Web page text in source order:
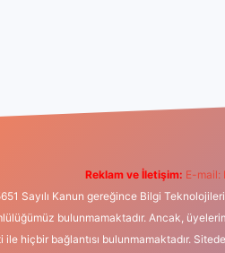
Reklam ve İletişim: E-mail:
Sayılı Kanun gereğince Bilgi
bulunmamaktadır. Ancak,
ile hiçbir bağlantısı bulunmamaktadır.